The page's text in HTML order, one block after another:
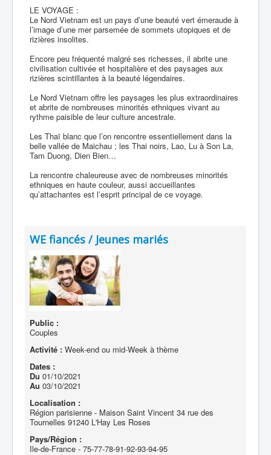
LE VOYAGE :
Le Nord Vietnam est un pays d’une beauté vert émeraude à
l’image d’une mer parsemée de sommets utopiques et de
rizières insolites.
Encore peu fréquenté malgré ses richesses, il abrite une
civilisation cultivée et hospitalière et des paysages aux
rizières scintillantes à la beauté légendaires.
Le Nord Vietnam offre les paysages les plus extraordinaires
et abrite de nombreuses minorités ethniques vivant au
rythme paisible de leur culture ancestrale.
Les Thaï blanc que l’on rencontre essentiellement dans la
belle vallée de Maichau ; les Thai noirs, Lao, Lu à Son La,
Tam Duong, Dien Bien…
La rencontre chaleureuse avec de nombreuses minorités
ethniques en haute couleur, aussi accueillantes
qu’attachantes est l’esprit principal de ce voyage.
WE fiancés / Jeunes mariés
Public :
Couples
Activité : Week-end ou mid-Week à thème
Dates :
Du 01/10/2021
Au 03/10/2021
Localisation :
Région parisienne - Maison Saint Vincent 34 rue des
Tournelles 91240 L'Hay Les Roses
Pays/Région :
Ile-de-France - 75-77-78-91-92-93-94-95